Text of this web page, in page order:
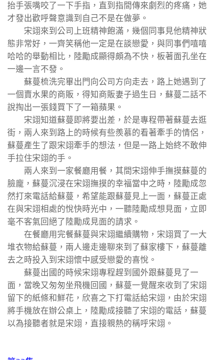
抬手張嘴咬了一下手指，直到指間傳來劇烈的疼痛，她
才發出歡呼聲意識到自己不是在做夢。
宋翊來到公司上班精神飽滿，幾個同事見他精神狀
態非常好，一齊笑稱他一定是在談戀愛，與同事們嘻嘻
哈哈的舉動相比，陸勵成顯得頗為不快，板著面孔坐在
一邊一言不發。
蘇蔓梳洗完畢出門向公司方向走去，路上她遇到了
一個賣水果的商販，得知商販妻子過生日，蘇蔓二話不
說掏出一張錢買下了一箱蘋果。
宋翊知道蘇蔓即將要出差，於是專程帶著蘇蔓去逛
街，兩人來到路上的時候有些羨慕的看著牽手的情侶，
蘇蔓產生了跟宋翊牽手的想法，但是一路上始終不敢伸
手拉住宋翊的手。
兩人來到一家餐廳用餐，其間宋翊伸手撫摸蘇蔓的
臉龐，蘇蔓沉浸在宋翊撫摸的幸福當中之時，陸勵成忽
然打來電話給蘇蔓，希望能跟蘇蔓見上一面，蘇蔓正處
在與宋翊相處的悅快時光中，一聽陸勵成想見面，立即
毫不客氣回絕了陸勵成見面的請求。
在餐廳用完餐蘇蔓與宋翊繼續購物，宋翊買了一大
堆衣物給蘇蔓，兩人邊走邊聊來到了蘇家樓下，蘇蔓離
去之時投入到宋翊懷中感受戀愛的喜悅。
蘇蔓出國的時候宋翊專程趕到國外跟蘇蔓見了一
面，當晚又匆匆坐飛機回國，蘇蔓一覺醒來收到了宋翊
留下的紙條和鮮花，欣喜之下打電話給宋翊，由於宋翊
將手機放在辦公桌上，陸勵成接聽了宋翊的電話，蘇蔓
以為接聽者就是宋翊，直接親熱的稱呼宋翊。